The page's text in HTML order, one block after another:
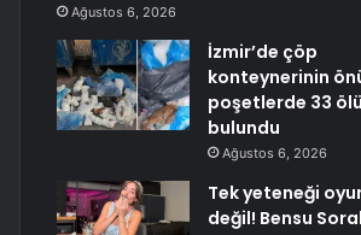
Ağustos 6, 2026
İzmir’de çöp
konteynerinin
poşetlerde 33
bulundu
Ağustos 6, 2026
Tek yeteneği
değil! Bensu